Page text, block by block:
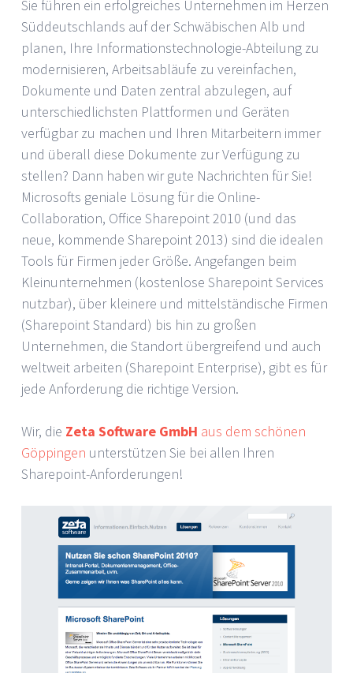
Sie führen ein erfolgreiches Unternehmen im Herzen
Süddeutschlands auf der Schwäbischen Alb und
planen, Ihre Informationstechnologie-Abteilung zu
modernisieren, Arbeitsabläufe zu vereinfachen,
Dokumente und Daten zentral abzulegen, auf
unterschiedlichsten Plattformen und Geräten
verfügbar zu machen und Ihren Mitarbeitern immer
und überall diese Dokumente zur Verfügung zu
stellen? Dann haben wir gute Nachrichten für Sie!
Microsofts geniale Lösung für die Online-
Collaboration, Office Sharepoint 2010 (und das
neue, kommende Sharepoint 2013) sind die idealen
Tools für Firmen jeder Größe. Angefangen beim
Kleinunternehmen (kostenlose Sharepoint Services
nutzbar), über kleinere und mittelständische Firmen
(Sharepoint Standard) bis hin zu großen
Unternehmen, die Standort übergreifend und auch
weltweit arbeiten (Sharepoint Enterprise), gibt es für
jede Anforderung die richtige Version.
Wir, die Zeta Software GmbH aus dem schönen
Göppingen unterstützen Sie bei allen Ihren
Sharepoint-Anforderungen!